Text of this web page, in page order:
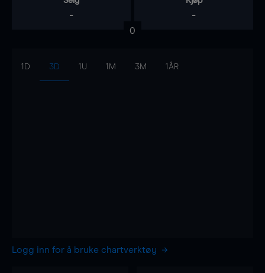
- -
0
1D 3D 1U 1M 3M 1ÅR
Logg inn for å bruke chartverktøy